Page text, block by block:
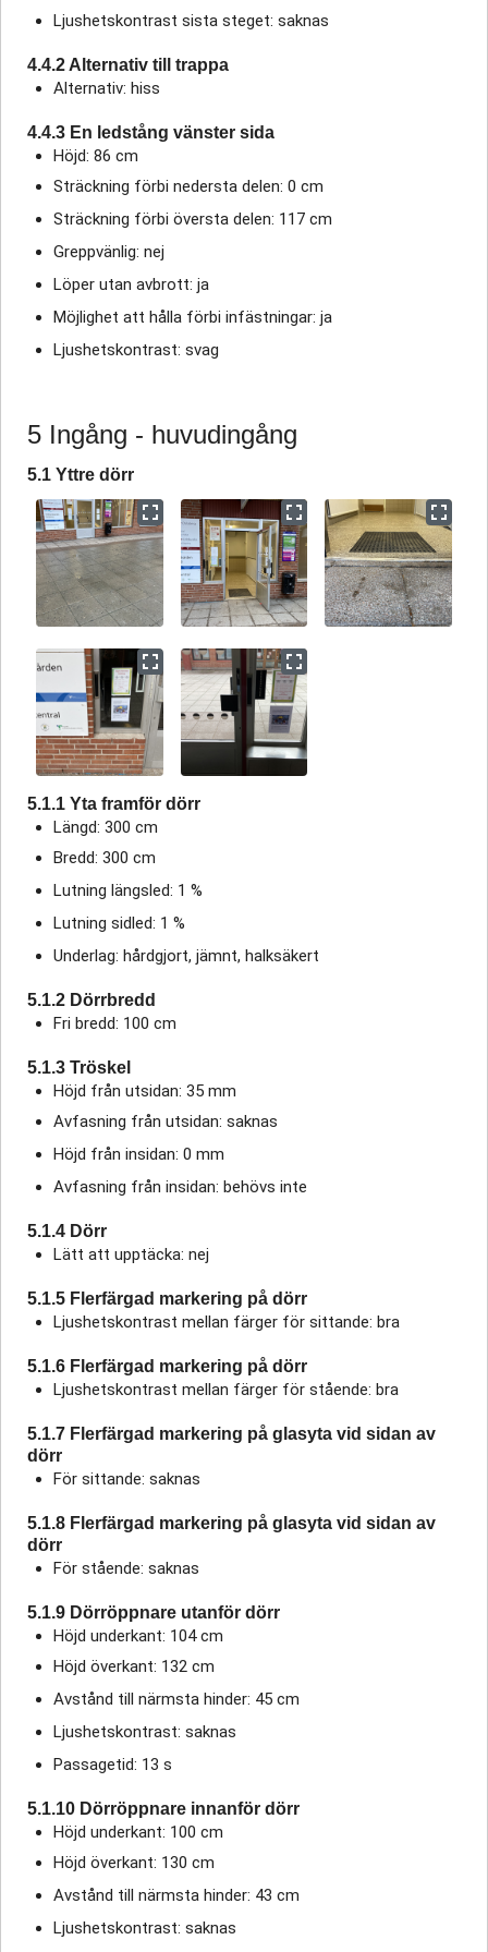
Ljushetskontrast sista steget: saknas
4.4.2 Alternativ till trappa
Alternativ: hiss
4.4.3 En ledstång vänster sida
Höjd: 86 cm
Sträckning förbi nedersta delen: 0 cm
Sträckning förbi översta delen: 117 cm
Greppvänlig: nej
Löper utan avbrott: ja
Möjlighet att hålla förbi infästningar: ja
Ljushetskontrast: svag
5 Ingång - huvudingång
5.1 Yttre dörr
5.1.1 Yta framför dörr
Längd: 300 cm
Bredd: 300 cm
Lutning längsled: 1 %
Lutning sidled: 1 %
Underlag: hårdgjort, jämnt, halksäkert
5.1.2 Dörrbredd
Fri bredd: 100 cm
5.1.3 Tröskel
Höjd från utsidan: 35 mm
Avfasning från utsidan: saknas
Höjd från insidan: 0 mm
Avfasning från insidan: behövs inte
5.1.4 Dörr
Lätt att upptäcka: nej
5.1.5 Flerfärgad markering på dörr
Ljushetskontrast mellan färger för sittande: bra
5.1.6 Flerfärgad markering på dörr
Ljushetskontrast mellan färger för stående: bra
5.1.7 Flerfärgad markering på glasyta vid sidan av
dörr
För sittande: saknas
5.1.8 Flerfärgad markering på glasyta vid sidan av
dörr
För stående: saknas
5.1.9 Dörröppnare utanför dörr
Höjd underkant: 104 cm
Höjd överkant: 132 cm
Avstånd till närmsta hinder: 45 cm
Ljushetskontrast: saknas
Passagetid: 13 s
5.1.10 Dörröppnare innanför dörr
Höjd underkant: 100 cm
Höjd överkant: 130 cm
Avstånd till närmsta hinder: 43 cm
Ljushetskontrast: saknas